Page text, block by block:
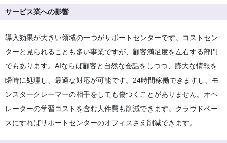
サービス業への影響
導入効果が大きい領域の一つがサポートセンターです。コストセン
ターと見られることも多い事業ですが、顧客満足度を左右する部門
でもあります。AIならば顧客と自然な会話をしつつ、膨大な情報を
瞬時に処理し、最適な対応が可能です。24時間稼働できますし、モ
ンスタークレーマーの相手をしても傷つくことがありません。オペ
レーターの学習コストを含む人件費も削減できます。クラウドベー
スにすればサポートセンターのオフィスさえ削減できます。